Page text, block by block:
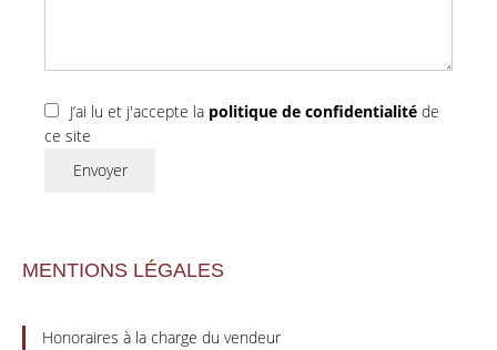
J’ai lu et j'accepte la politique de confidentialité de
ce site
Envoyer
MENTIONS LÉGALES
Honoraires à la charge du vendeur